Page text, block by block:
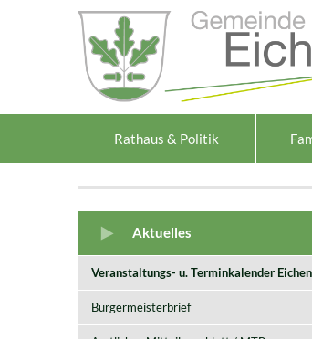
zur Navigationoder zur Startseite
Rathaus & Politik
Aktuelles
Veranstaltungs- u. Terminkalender
Bürgermeisterbrief